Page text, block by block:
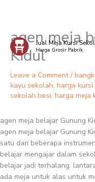
Skip
content
Jual Meja Kursi
Harga Grosir Pabrik
agen meja
Kidul
Leave a Comment /
kayu sekolah, harga kursi
sekolah besi, harga meja
agen meja belajar Gunung
agen meja belajar Gunung
satu dari beberapa
belajar mengajar dalam
belajar jadi terhalang.
ada meja untuk alas untuk